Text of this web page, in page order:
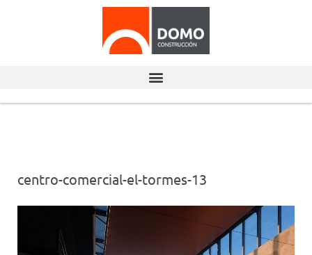
centro-comercial-el-tormes-13